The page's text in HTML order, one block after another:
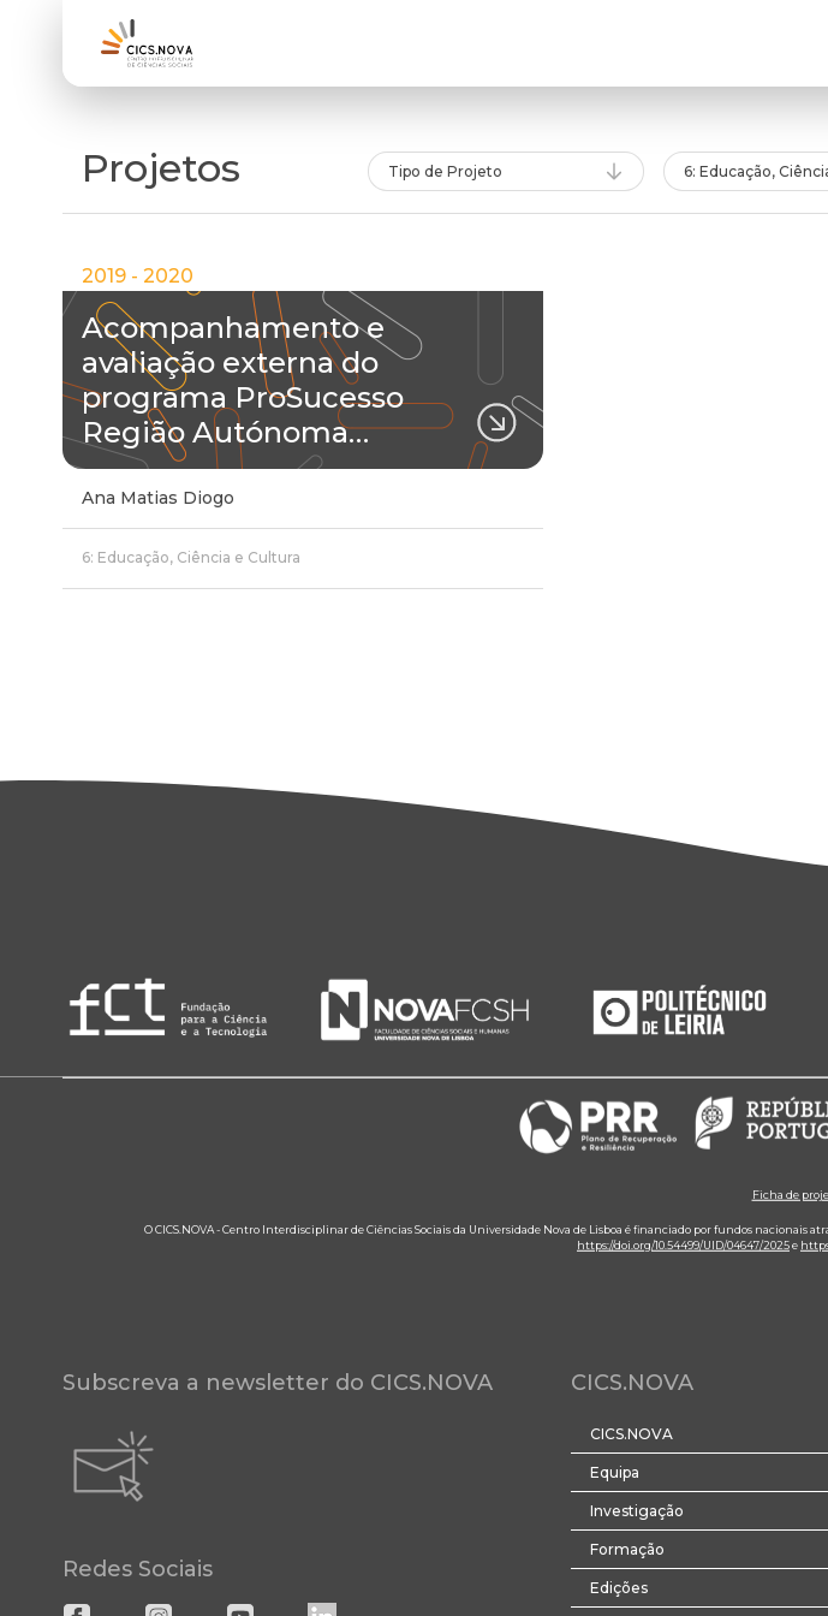
Projetos Tipo de Projeto 6: Educação,
2019 - 2020
Acompanhamento e
avaliação externa do
programa ProSucesso
Região Autónoma…
Ana Matias Diogo
6: Educação, Ciência e Cultura
Ficha de
O CICS.NOVA - Centro Interdisciplinar de Ciências Sociais da Universidade Nova de Lisboa é financiado por fundos nacionais
https://doi.org/10.54499/UID/04647/2025e
Subscreva a newsletter do CICS.NOVA
Redes Sociais
CICS.NOVA
CICS.NOVA
Equipa
Investigação
Formação
Edições